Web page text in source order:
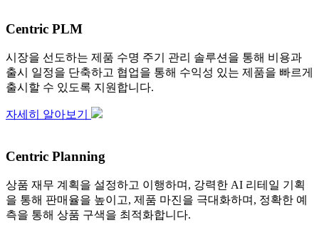
Centric PLM
시장을 선도하는 제품 수명 주기 관리 솔루션을 통해 비용과
출시 일정을 단축하고 협업을 통해 수익성 있는 제품을 빠르게
출시할 수 있도록 지원합니다.
자세히 알아보기
Centric Planning
상품 재무 계획을 설정하고 이행하며, 강력한 AI 리테일 기획
을 통해 판매율을 높이고, 제품 마진을 극대화하며, 정확한 예
측을 통해 상품 구색을 최적화합니다.